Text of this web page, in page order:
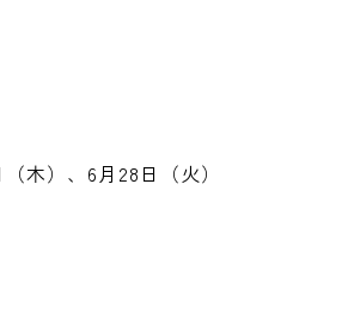
木）、6月28日（火）